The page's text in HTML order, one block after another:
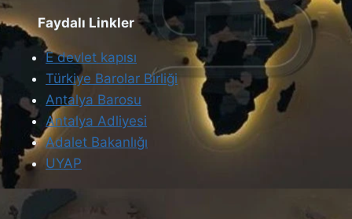
Faydalı Linkler
E devlet kapısı
Türkiye Barolar Birliği
Antalya Barosu
Antalya Adliyesi
Adalet Bakanlığı
UYAP